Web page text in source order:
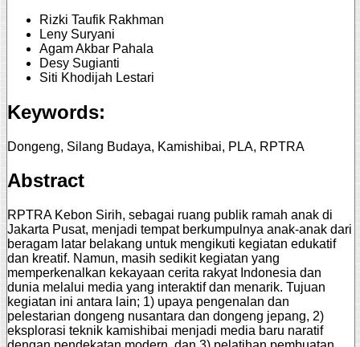
Rizki Taufik Rakhman
Leny Suryani
Agam Akbar Pahala
Desy Sugianti
Siti Khodijah Lestari
Keywords:
Dongeng, Silang Budaya, Kamishibai, PLA, RPTRA
Abstract
RPTRA Kebon Sirih, sebagai ruang publik ramah anak di
Jakarta Pusat, menjadi tempat berkumpulnya anak-anak dari
beragam latar belakang untuk mengikuti kegiatan edukatif
dan kreatif. Namun, masih sedikit kegiatan yang
memperkenalkan kekayaan cerita rakyat Indonesia dan
dunia melalui media yang interaktif dan menarik. Tujuan
kegiatan ini antara lain; 1) upaya pengenalan dan
pelestarian dongeng nusantara dan dongeng jepang, 2)
eksplorasi teknik kamishibai menjadi media baru naratif